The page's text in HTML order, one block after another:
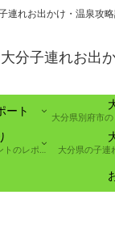
連れお出かけ・温泉攻
分子連れお出
ート
大分県のめぐった飲食店・イベントのレポート 大分県の子連